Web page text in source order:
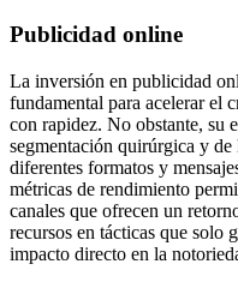
Publicidad online
La inversión en publicidad
fundamental para acelerar el
con rapidez. No obstante, su
segmentación quirúrgica y
diferentes formatos y
métricas de rendimiento
canales que ofrecen un
recursos en tácticas que solo
impacto directo en la